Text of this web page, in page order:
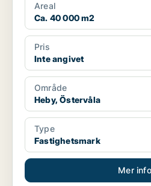
Areal
Ca. 40 000 m2
Pris
Inte angivet
Område
Heby, Östervåla
Type
Fastighetsmark
Mer info